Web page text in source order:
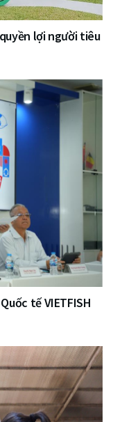
lợi người tiêu
tế VIETFISH